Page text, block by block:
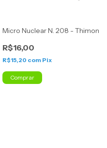
Micro Nuclear N. 208 - Thimon
R$16,00
R$15,20 com Pix
Comprar